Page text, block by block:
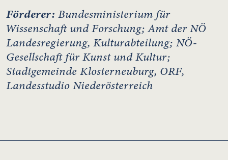
Förderer: Bundesministerium für
Wissenschaft und Forschung; Amt der NÖ
Landesregierung, Kulturabteilung; NÖ-
Gesellschaft für Kunst und Kultur;
Stadtgemeinde Klosterneuburg, ORF,
Landesstudio Niederösterreich